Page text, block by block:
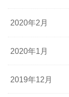
2020年2月
2020年1月
2019年12月